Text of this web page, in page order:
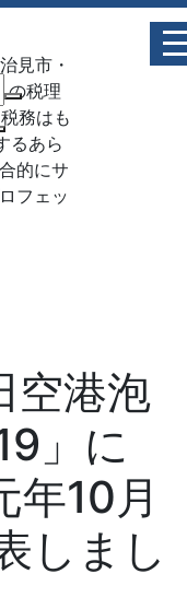
見市・
の税理
務はも
るあら
的にサ
フェッ
空港泡
」に
年10月
しまし